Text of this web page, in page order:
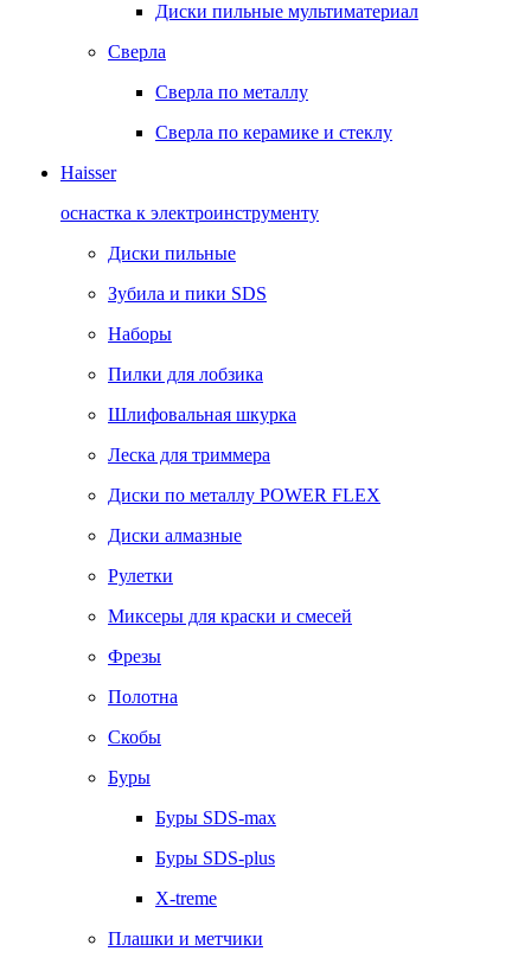
Диски пильные мультиматериал
Сверла
Сверла по металлу
Сверла по керамике и стеклу
Haisser
оснастка к электроинструменту
Диски пильные
Зубила и пики SDS
Наборы
Пилки для лобзика
Шлифовальная шкурка
Леска для триммера
Диски по металлу POWER FLEX
Диски алмазные
Рулетки
Миксеры для краски и смесей
Фрезы
Полотна
Скобы
Буры
Буры SDS-max
Буры SDS-plus
X-treme
Плашки и метчики